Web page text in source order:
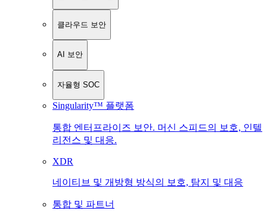
클라우드 보안
AI 보안
자율형 SOC
Singularity™ 플랫폼
통합 엔터프라이즈 보안. 머신 스피드의 보호, 인텔
리전스 및 대응.
XDR
네이티브 및 개방형 방식의 보호, 탐지 및 대응
통합 및 파트너